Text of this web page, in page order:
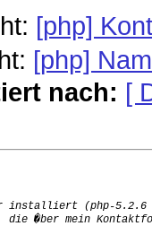
[php]
[php]
nach: [